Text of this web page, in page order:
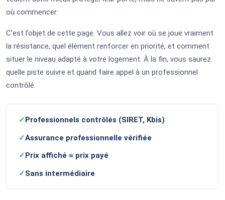
où commencer.
C’est l’objet de cette page. Vous allez voir où se joue vraiment
la résistance, quel élément renforcer en priorité, et comment
situer le niveau adapté à votre logement. À la fin, vous saurez
quelle piste suivre et quand faire appel à un professionnel
contrôlé.
✓Professionnels contrôlés (SIRET, Kbis)
✓Assurance professionnelle vérifiée
✓Prix affiché = prix payé
✓Sans intermédiaire